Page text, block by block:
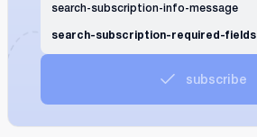
search-subscription-info-message
search-subscription-required-fields
subscribe